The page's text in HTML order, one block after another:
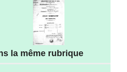
la même rubrique